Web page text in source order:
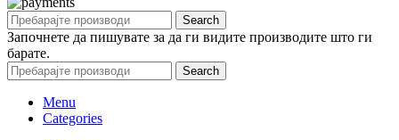
Search
Започнете да пишувате за да ги видите производите што ги
барате.
Search
Menu
Categories